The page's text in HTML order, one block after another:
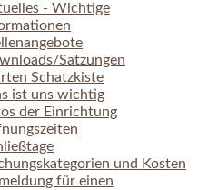
- Wichtige
Satzungen
Schatzkiste
ist uns wichtig
der Einrichtung
und Kosten
für einen